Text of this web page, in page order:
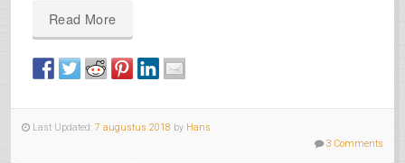
Read More
Last Updated: 7 augustus 2018 by Hans
3 Comments